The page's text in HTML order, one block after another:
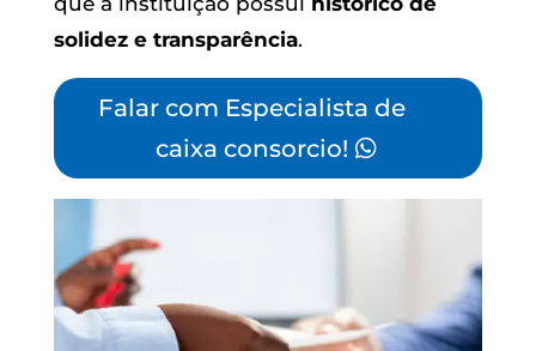
solidez e transparência.
Falar com Especialista de
caixa consorcio!